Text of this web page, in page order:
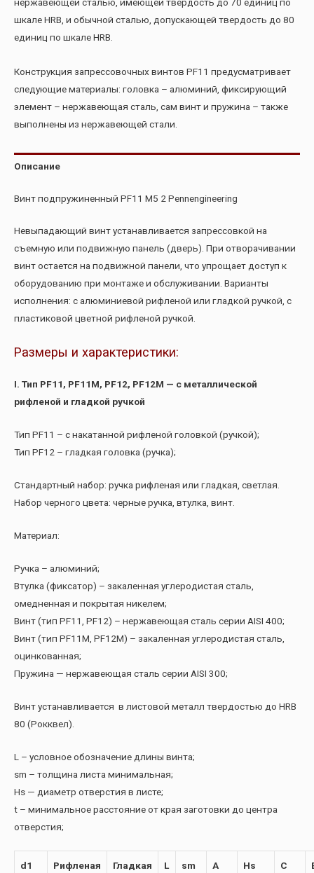
шкале HRB, и обычной сталью, допускающей твердость до 80
единиц по шкале HRB.
Конструкция запрессовочных винтов PF11 предусматривает
следующие материалы: головка – алюминий, фиксирующий
элемент – нержавеющая сталь, сам винт и пружина – также
выполнены из нержавеющей стали.
Описание
Винт подпружиненный PF11 M5 2 Pennengineering
Невыпадающий винт устанавливается запрессовкой на
съемную или подвижную панель (дверь). При отворачивании
винт остается на подвижной панели, что упрощает доступ к
оборудованию при монтаже и обслуживании. Варианты
исполнения: с алюминиевой рифленой или гладкой ручкой, с
пластиковой цветной рифленой ручкой.
Размеры и характеристики:
I. Тип PF11, PF11M, PF12, PF12M — с металлической
рифленой и гладкой ручкой
Тип PF11 – с накатанной рифленой головкой (ручкой);
Тип PF12 – гладкая головка (ручка);
Стандартный набор: ручка рифленая или гладкая, светлая.
Набор черного цвета: черные ручка, втулка, винт.
Материал:
Ручка – алюминий;
Втулка (фиксатор) – закаленная углеродистая сталь,
омедненная и покрытая никелем;
Винт (тип PF11, PF12) – нержавеющая сталь серии AISI 400;
Винт (тип PF11M, PF12M) – закаленная углеродистая сталь,
оцинкованная;
Пружина — нержавеющая сталь серии AISI 300;
Винт устанавливается в листовой металл твердостью до HRB
80 (Рокквел).
L – условное обозначение длины винта;
sm – толщина листа минимальная;
Hs — диаметр отверстия в листе;
t – минимальное расстояние от края заготовки до центра
отверстия;
d1
Рифленая
Гладкая
L sm A Hs C